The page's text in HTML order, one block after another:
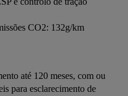
CO2: 132g/km
até 120 meses, com ou
para esclarecimento de